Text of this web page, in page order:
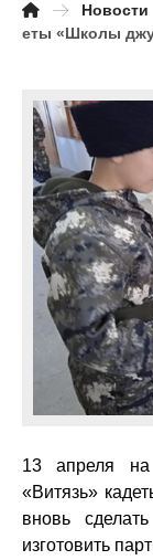
Новости
еты «Школы
13 апреля на
«Витязь»
вновь
изготовить